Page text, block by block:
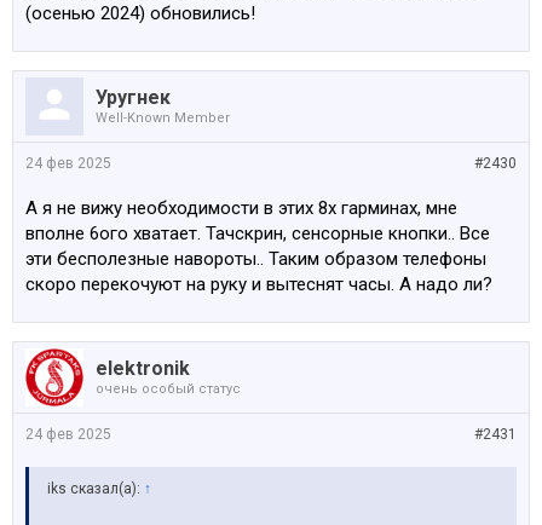
(осенью 2024) обновились!
Уругнек
Well-Known Member
#2430
24 фев 2025
А я не вижу необходимости в этих 8х гарминах, мне
вполне 6ого хватает. Тачскрин, сенсорные кнопки.. Все
эти бесполезные навороты.. Таким образом телефоны
скоро перекочуют на руку и вытеснят часы. А надо ли?
elektronik
очень особый статус
#2431
24 фев 2025
iks сказал(а): ↑